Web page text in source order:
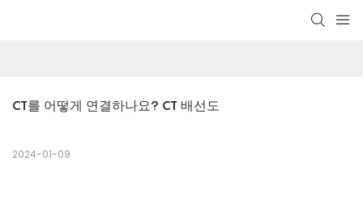
CT를 어떻게 연결하나요? CT 배선도
2024-01-09